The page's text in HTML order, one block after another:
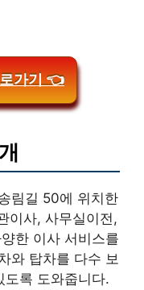
가기 👈
림길 50에 위치한
이사, 사무실이전,
한 이사 서비스를
와 탑차를 다수 보
도록 도와줍니다.